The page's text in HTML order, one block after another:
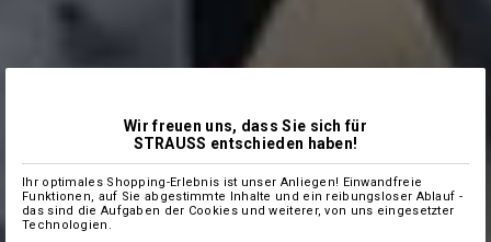
Wir freuen uns, dass Sie sich für
STRAUSS entschieden haben!
Ihr optimales Shopping-Erlebnis ist unser Anliegen! Einwandfreie
Funktionen, auf Sie abgestimmte Inhalte und ein reibungsloser Ablauf -
das sind die Aufgaben der Cookies und weiterer, von uns eingesetzter
Technologien.